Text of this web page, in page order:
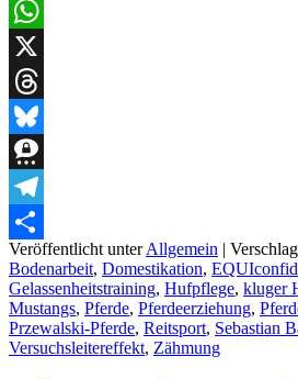
LinkedIn
WhatsApp
X
Threads
Bluesky
Threema
Telegram
Teilen
Veröffentlicht unter Allgemein |
Bodenarbeit, Domestikation,
Gelassenheitstraining, Hufpflege, kluger
Mustangs, Pferde, Pferdeerziehung,
Przewalski-Pferde, Reitsport, Sebastian
Versuchsleitereffekt, Zähmung